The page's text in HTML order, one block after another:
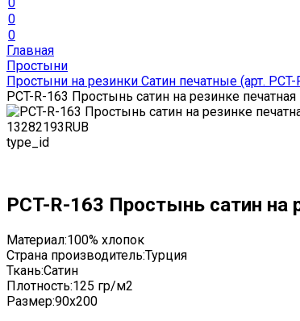
0
0
Главная
Простыни
Простыни на резинки Сатин печатные (арт. PCT-
PCT-R-163 Простынь сатин на резинке печатная
13282193RUB
type_id
PCT-R-163 Простынь сатин на
Материал:100% хлопок
Страна производитель:Турция
Ткань:Сатин
Плотность:125 гр/м2
Размер:90x200